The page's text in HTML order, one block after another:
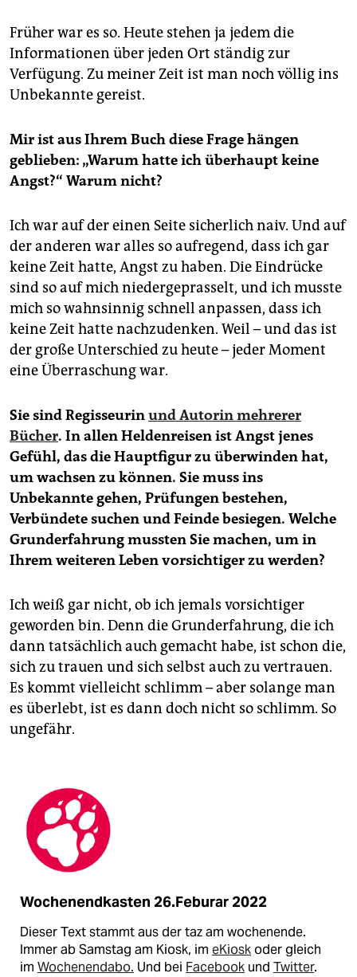
Früher war es so. Heute stehen ja jedem die
Informationen über jeden Ort ständig zur
Verfügung. Zu meiner Zeit ist man noch völlig ins
Unbekannte gereist.
Mir ist aus Ihrem Buch diese Frage hängen
geblieben: „Warum hatte ich überhaupt keine
Angst?“ Warum nicht?
Ich war auf der einen Seite sicherlich naiv. Und auf
der anderen war alles so aufregend, dass ich gar
keine Zeit hatte, Angst zu haben. Die Eindrücke
sind so auf mich niedergeprasselt, und ich musste
mich so wahnsinnig schnell anpassen, dass ich
keine Zeit hatte nachzudenken. Weil – und das ist
der große Unterschied zu heute – jeder Moment
eine Überraschung war.
Sie sind Regisseurinund Autorin mehrerer
Bücher. In allen Heldenreisen ist Angst jenes
Gefühl, das die Hauptfigur zu überwinden hat,
um wachsen zu können. Sie muss ins
Unbekannte gehen, Prüfungen bestehen,
Verbündete suchen und Feinde besiegen. Welche
Grunderfahrung mussten Sie machen, um in
Ihrem weiteren Leben vorsichtiger zu werden?
Ich weiß gar nicht, ob ich jemals vorsichtiger
geworden bin. Denn die Grunderfahrung, die ich
dann tatsächlich auch gemacht habe, ist schon die,
sich zu trauen und sich selbst auch zu vertrauen.
Es kommt vielleicht schlimm – aber solange man
es überlebt, ist es dann doch nicht so schlimm. So
ungefähr.
Wochenendkasten 26.Feburar 2022
Dieser Text stammt aus der taz am wochenende.
Immer ab Samstag am Kiosk, im eKioskoder gleich
im Wochenendabo. Und bei Facebook und Twitter.